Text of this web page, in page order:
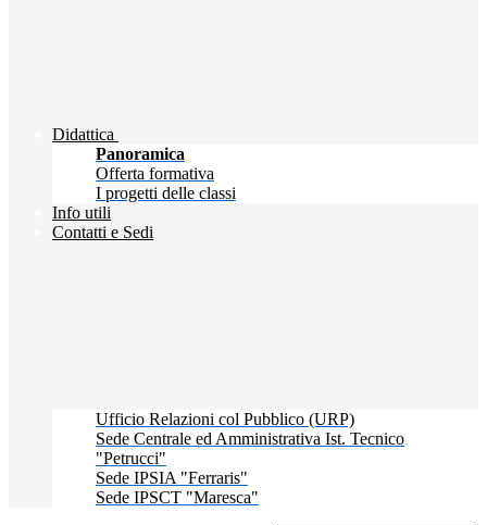
Didattica
Panoramica
Offerta formativa
I progetti delle classi
Info utili
Contatti e Sedi
Ufficio Relazioni col Pubblico (URP)
Sede Centrale ed Amministrativa Ist. Tecnico
"Petrucci"
Sede IPSIA "Ferraris"
Sede IPSCT "Maresca"